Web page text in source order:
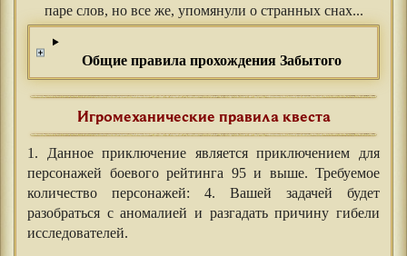
паре слов, но все же, упомянули о странных снах...
Общие правила прохождения Забытого
Игромеханические правила квеста
1. Данное приключение является приключением для
персонажей боевого рейтинга 95 и выше. Требуемое
количество персонажей: 4. Вашей задачей будет
разобраться с аномалией и разгадать причину гибели
исследователей.